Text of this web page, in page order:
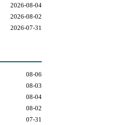
2026-08-04
2026-08-02
2026-07-31
08-06
08-03
08-04
08-02
07-31